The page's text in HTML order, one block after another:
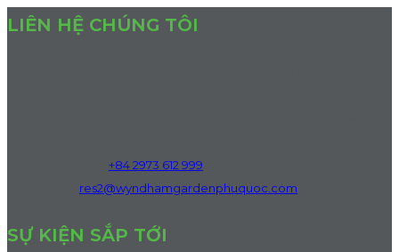
LIÊN HỆ CHÚNG TÔI
+84 2973 612 999
res2@wyndhamgardenphuquoc.com
SỰ KIỆN SẮP TỚI